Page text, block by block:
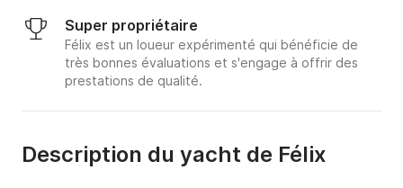
Super propriétaire
Félix est un loueur expérimenté qui bénéficie de
très bonnes évaluations et s'engage à offrir des
prestations de qualité.
Description du yacht de Félix